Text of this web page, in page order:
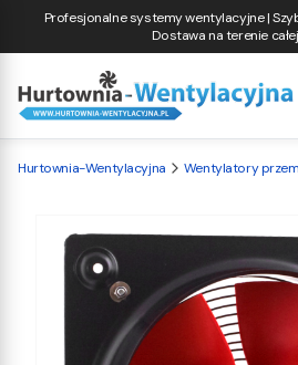
Profesjonalne systemy wentylacyjne |
Dostawa na terenie
Hurtownia-Wentylacyjna Wentylatory